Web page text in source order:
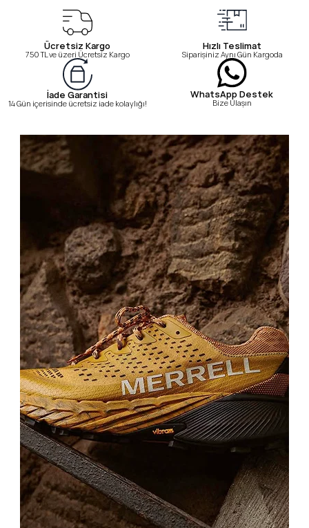
Ücretsiz Kargo
750 TL ve üzeri Ücretsiz Kargo
Hızlı Teslimat
Siparişiniz Aynı Gün Kargoda
İade Garantisi
14 Gün içerisinde ücretsiz iade kolaylığı!
WhatsApp Destek
Bize Ulaşın